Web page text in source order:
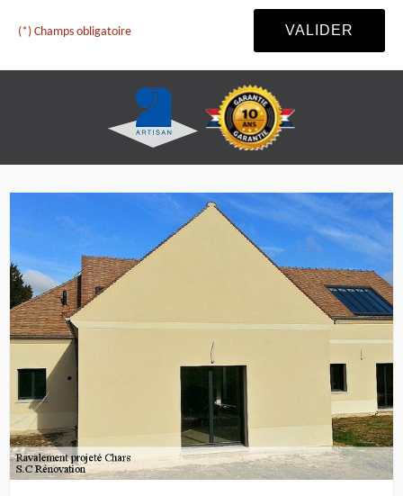
(*) Champs obligatoire